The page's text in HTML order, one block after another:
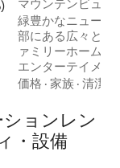
件、5つ星中5.0つ
マウンテンビュー
ウス
緑豊かなニューラ
部にある広々とし
ァミリーホーム
エンターテイメン
たモダンなキッチ
スルーム付き）
ムを共用する寝室
ベートプールエ
価格 ·家族 ·清潔さ
ョンレン
・設備